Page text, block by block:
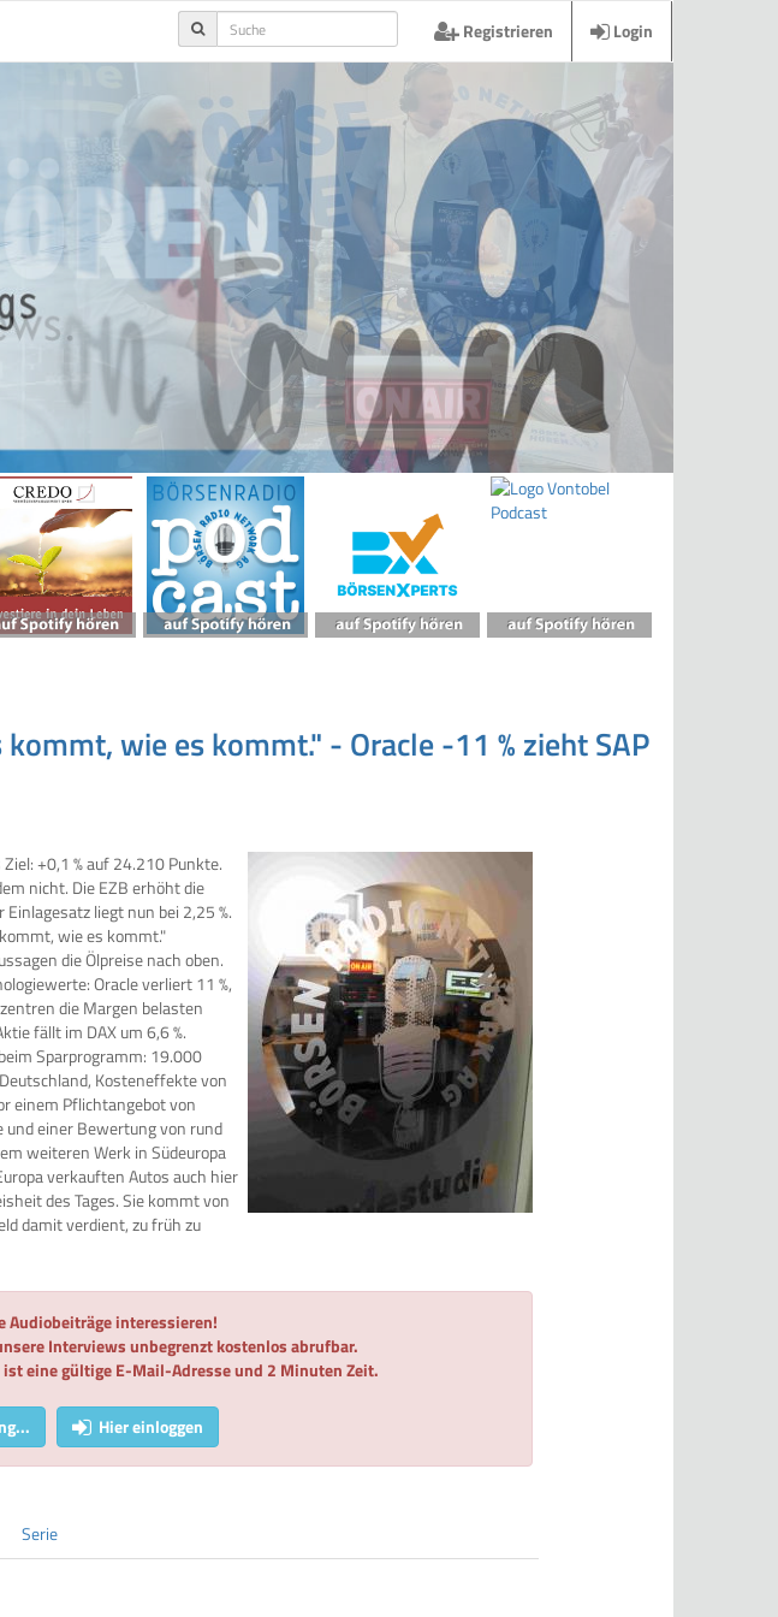
Registrieren Login
wie es kommt." - Oracle -11 % zieht SAP
+0,1 % auf 24.210 Punkte.
nicht. Die EZB erhöht die
liegt nun bei 2,25 %.
wie es kommt."
die Ölpreise nach oben.
Oracle verliert 11 %,
die Margen belasten
fällt im DAX um 6,6 %.
Sparprogramm: 19.000
Kosteneffekte von
einem Pflichtangebot von
und einer Bewertung von rund
weiteren Werk in Südeuropa
verkauften Autos auch hier
des Tages. Sie kommt von
damit verdient, zu früh zu
Audiobeiträge interessieren!
Interviews unbegrenzt kostenlos abrufbar.
eine gültige E-Mail-Adresse und 2 Minuten Zeit.
Hier einloggen
Serie